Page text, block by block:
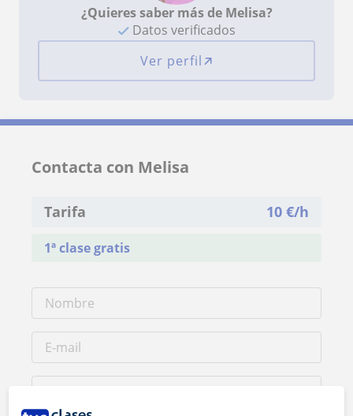
¿Quieres saber más de Melisa?
Datos verificados
Ver perfil
Contacta con Melisa
Tarifa 10 €/h
1ª clase gratis